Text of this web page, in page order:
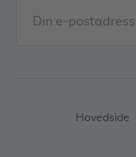
Hovedside